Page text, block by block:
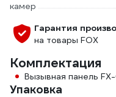
камер
Гарантия
на товары FOX
Комплектация
Вызывная панель
Упаковка